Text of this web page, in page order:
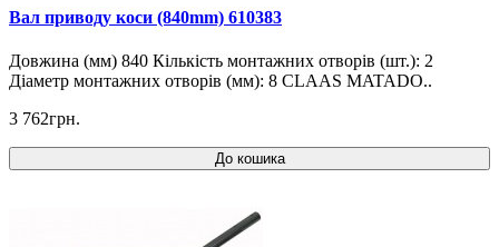
Вал приводу коси (840mm) 610383
Довжина (мм) 840 Кількість монтажних отворів (шт.): 2
Діаметр монтажних отворів (мм): 8 CLAAS MATADO..
3 762грн.
До кошика